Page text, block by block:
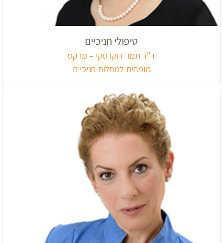
טיפולי חניכיים
ד”ר תמר דוקרסקי – מרקס
מומחית למחלות חניכיים